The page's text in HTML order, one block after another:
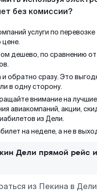
без комиссии?
услуги по перевозке
цене.
дешево, по сравнению
и обратно сразу. Это
в одну сторону.
внимание на лучшие
авиакомпаний, акции,
из Дели.
на неделе, а не в
Дели прямой рейс
из Пекина в